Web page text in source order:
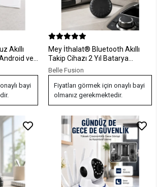
Akıllı
ve
Bulucu
bayi
Mey İthalat® Bluetooth Akıllı
Takip Cihazı 2 Yıl Batarya
Ömürlü Çocuk Evcil Hayvan Valiz
Takip Cihazı
Belle Fusion
Fiyatları görmek için onaylı bayi
olmanız gerekmektedir.